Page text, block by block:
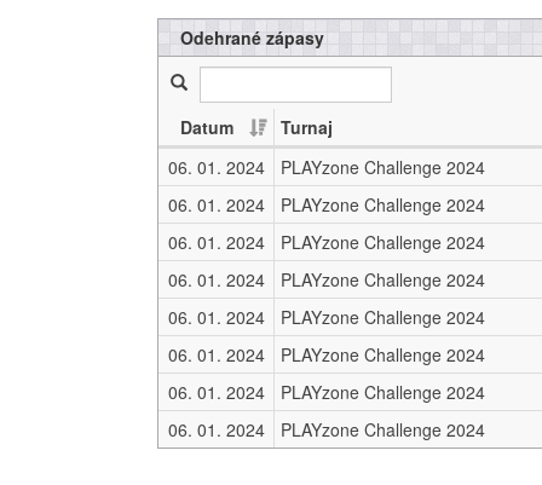
Odehrané zápasy
Datum
Turnaj
06. 01. 2024
PLAYzone Challenge 2024
06. 01. 2024
PLAYzone Challenge 2024
06. 01. 2024
PLAYzone Challenge 2024
06. 01. 2024
PLAYzone Challenge 2024
06. 01. 2024
PLAYzone Challenge 2024
06. 01. 2024
PLAYzone Challenge 2024
06. 01. 2024
PLAYzone Challenge 2024
06. 01. 2024
PLAYzone Challenge 2024